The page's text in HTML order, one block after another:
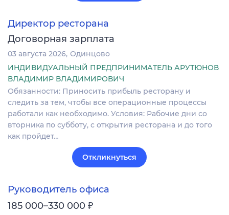
Директор ресторана
Договорная зарплата
03 августа 2026 Одинцово
ИНДИВИДУАЛЬНЫЙ ПРЕДПРИНИМАТЕЛЬ АРУТЮНОВ
ВЛАДИМИР ВЛАДИМИРОВИЧ
Обязанности: Приносить прибыль ресторану и
следить за тем, чтобы все операционные процессы
работали как необходимо. Условия: Рабочие дни со
вторника по субботу, с открытия ресторана и до того
как пройдет…
Откликнуться
Руководитель офиса
185 000–330 000 ₽